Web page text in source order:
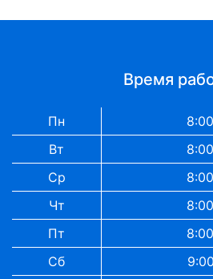
Время
Пн
Вт
Ср
Чт
Пт
Сб